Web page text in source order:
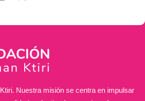
Nuestra misión se centra en impulsar